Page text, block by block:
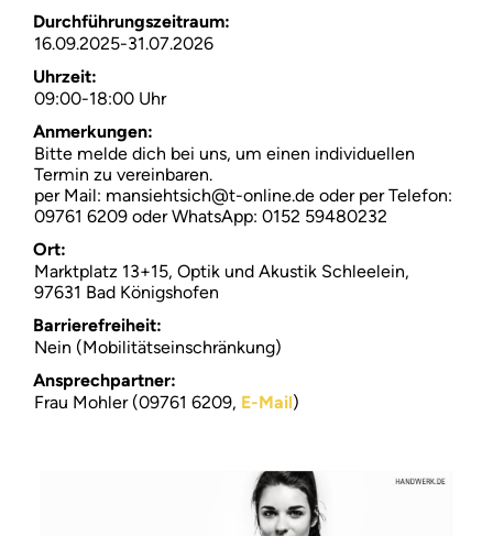
Suchen
Durchführungszeitraum:
16.09.2025-31.07.2026
Uhrzeit:
09:00-18:00 Uhr
Anmerkungen:
Bitte melde dich bei uns, um einen individuellen
Termin zu vereinbaren.
per Mail: mansiehtsich@t-online.de oder per Telefon:
09761 6209 oder WhatsApp: 0152 59480232
Ort:
Marktplatz 13+15, Optik und Akustik Schleelein,
97631 Bad Königshofen
Barrierefreiheit:
Nein (Mobilitätseinschränkung)
Ansprechpartner:
Frau Mohler (09761 6209, E-Mail)